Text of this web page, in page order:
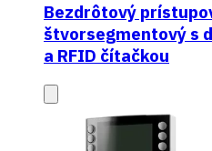
Bezdrôtový
štvorsegmentový s
a RFID čítačkou